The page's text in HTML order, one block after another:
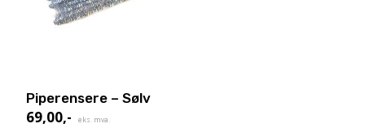
Piperensere – Sølv
69,00,- eks. mva.